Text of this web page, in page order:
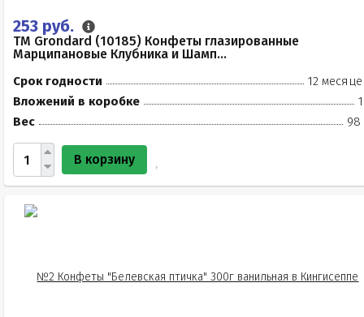
253 руб.
TM Grondard (10185) Конфеты глазированные
Марципановые Клубника и Шамп...
Срок годности
12
Вложений в коробке
Вес
98
В корзину